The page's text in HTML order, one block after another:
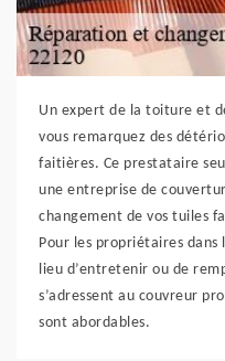
Un expert de la toiture et
vous remarquez des
faitières. Ce prestataire
une entreprise de
changement de vos tuiles
Pour les propriétaires dans
lieu d’entretenir ou de
s’adressent au couvreur
sont abordables.